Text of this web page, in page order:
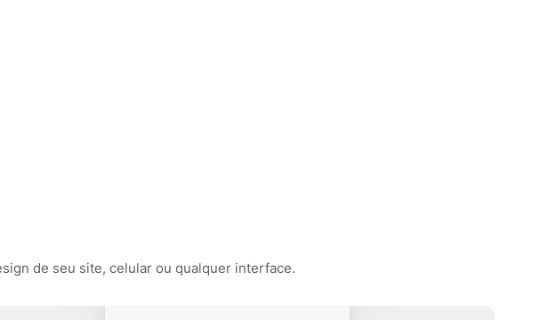
de seu site, celular ou qualquer interface.